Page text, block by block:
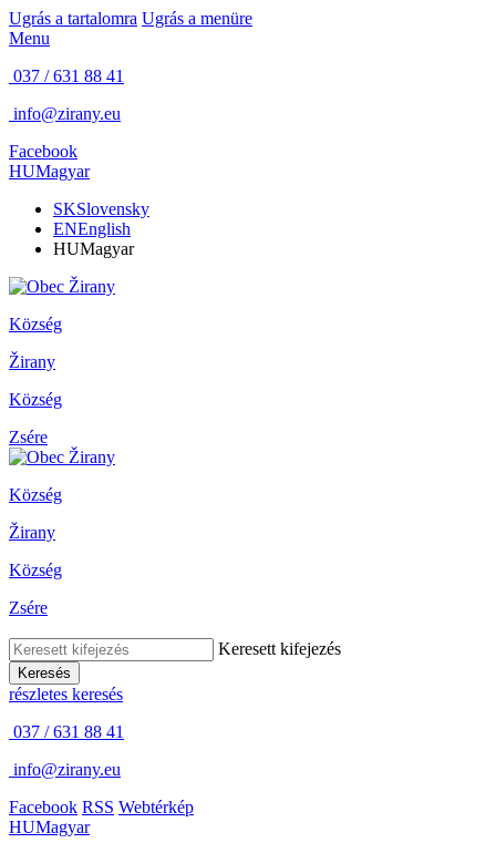
Ugrás a tartalomra Ugrás a menüre
Menu
037 / 631 88 41
info@zirany.eu
Facebook
HUMagyar
SKSlovensky
ENEnglish
HUMagyar
Község
Žirany
Község
Zsére
Község
Žirany
Község
Zsére
Keresett kifejezés
Keresés
részletes keresés
037 / 631 88 41
info@zirany.eu
Facebook RSS Webtérkép
HUMagyar